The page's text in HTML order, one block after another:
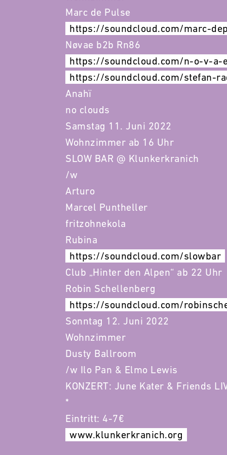
Marc de Pulse
https://soundcloud.com/marc-
Nøvae b2b Rn86
https://soundcloud.com/n-o-v-a-
https://soundcloud.com/stefan-
Anahï
no clouds
Samstag 11. Juni 2022
Wohnzimmer ab 16 Uhr
SLOW BAR @ Klunkerkranich
/w
Arturo
Marcel Puntheller
fritzohnekola
Rubina
https://soundcloud.com/slowbar
Club „Hinter den Alpen“ ab 22 Uhr
Robin Schellenberg
https://soundcloud.com/
Sonntag 12. Juni 2022
Wohnzimmer
Dusty Ballroom
/w Ilo Pan & Elmo Lewis
KONZERT: June Kater & Friends
*
Eintritt: 4-7€
www.klunkerkranich.org